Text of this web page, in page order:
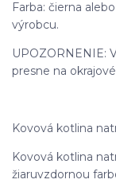
Farba: čierna
výrobcu.
UPOZORNENIE:
presne na
Kovová kotlina
Kovová kotlina
žiaruvzdornou